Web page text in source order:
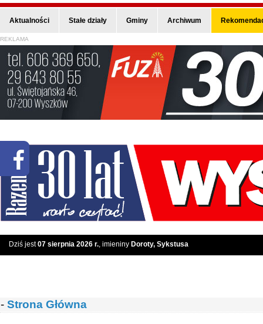
Aktualności Stałe działy Gminy Archiwum
REKLAMA
Dziś jest07 sierpnia 2026 r., imieniny Doroty, Sykstusa
- Strona Główna